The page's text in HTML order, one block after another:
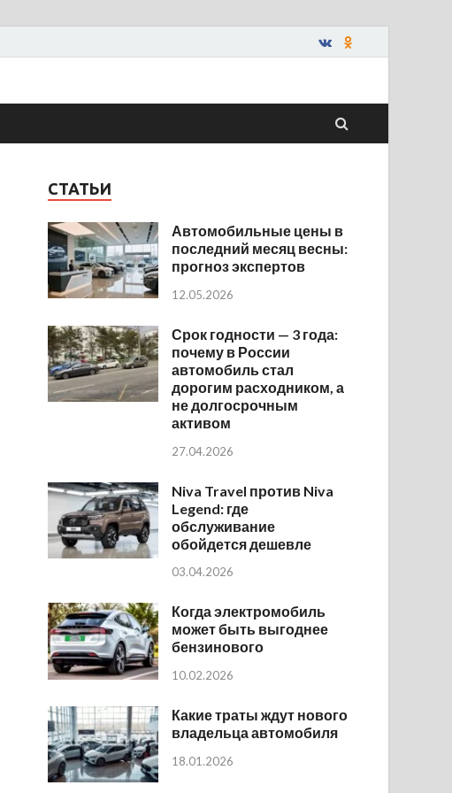
СТАТЬИ
Автомобильные цены в
последний месяц весны:
прогноз экспертов
12.05.2026
Срок годности — 3 года:
почему в России
автомобиль стал
дорогим расходником, а
не долгосрочным
активом
27.04.2026
Niva Travel против Niva
Legend: где
обслуживание
обойдется дешевле
03.04.2026
Когда электромобиль
может быть выгоднее
бензинового
10.02.2026
Какие траты ждут нового
владельца автомобиля
18.01.2026